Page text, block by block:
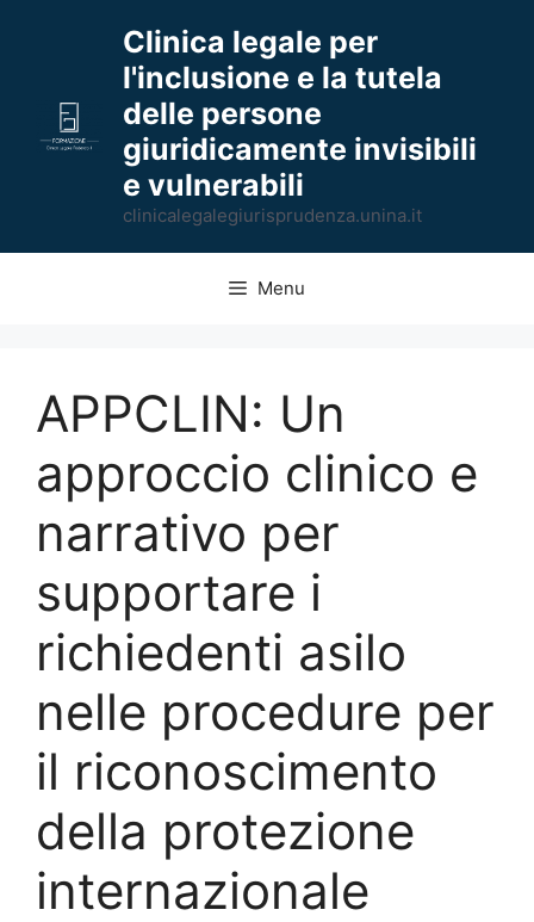
Clinica legale per
l'inclusione e la tutela
delle persone
giuridicamente invisibili
e vulnerabili
clinicalegalegiurisprudenza.unina.it
Menu
APPCLIN: Un
approccio clinico e
narrativo per
supportare i
richiedenti asilo
nelle procedure per
il riconoscimento
della protezione
internazionale